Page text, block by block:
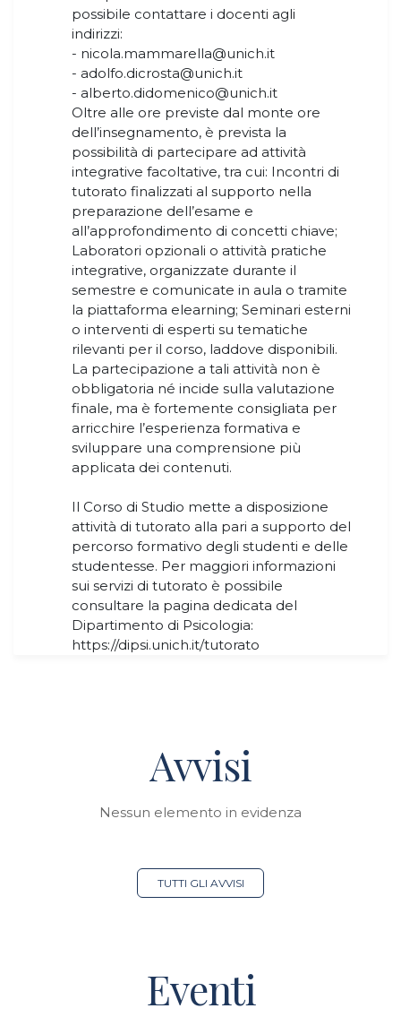
possibile contattare i docenti agli
indirizzi:
- nicola.mammarella@unich.it
- adolfo.dicrosta@unich.it​​​​​​​
​​​​​​​- alberto.didomenico@unich.it
Oltre alle ore previste dal monte ore
dell’insegnamento, è prevista la
possibilità di partecipare ad attività
integrative facoltative, tra cui: Incontri di
tutorato finalizzati al supporto nella
preparazione dell’esame e
all’approfondimento di concetti chiave;
Laboratori opzionali o attività pratiche
integrative, organizzate durante il
semestre e comunicate in aula o tramite
la piattaforma elearning; Seminari esterni
o interventi di esperti su tematiche
rilevanti per il corso, laddove disponibili.
La partecipazione a tali attività non è
obbligatoria né incide sulla valutazione
finale, ma è fortemente consigliata per
arricchire l’esperienza formativa e
sviluppare una comprensione più
applicata dei contenuti.​​​​​​​
​​​​​​​Il Corso di Studio mette a disposizione
attività di tutorato alla pari a supporto del
percorso formativo degli studenti e delle
studentesse. Per maggiori informazioni
sui servizi di tutorato è possibile
consultare la pagina dedicata del
Dipartimento di Psicologia:
https://dipsi.unich.it/tutorato
Avvisi
Nessun elemento in evidenza
TUTTI GLI AVVISI
Eventi